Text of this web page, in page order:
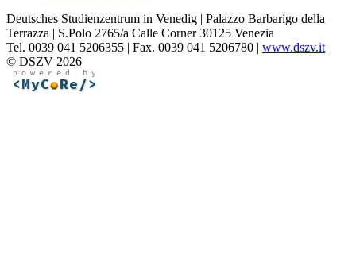
Deutsches Studienzentrum in Venedig | Palazzo Barbarigo della
Terrazza | S.Polo 2765/a Calle Corner 30125 Venezia
Tel. 0039 041 5206355 | Fax. 0039 041 5206780 | www.dszv.it
© DSZV 2026